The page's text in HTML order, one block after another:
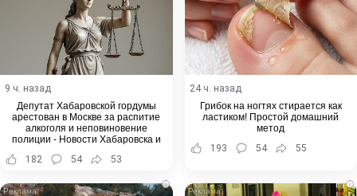
9 ч. назад
Депутат Хабаровской гордумы
арестован в Москве за распитие
алкоголя и неповиновение
полиции - Новости Хабаровска и
182 54 53
24 ч. назад
Грибок на ногтях стирается как
ластиком! Простой домашний
метод
193
54 55
i i